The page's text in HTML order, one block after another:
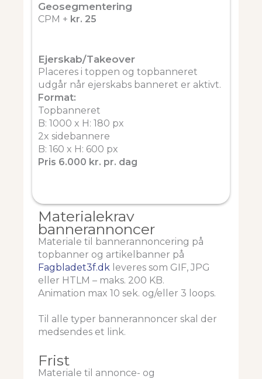
Geosegmentering
CPM + kr. 25
Ejerskab/Takeover
Placeres i toppen og topbanneret
udgår når ejerskabs banneret er aktivt.
Format:
Topbanneret
B: 1000 x H: 180 px
2x sidebannere
B: 160 x H: 600 px
Pris 6.000 kr. pr. dag
Materialekrav
bannerannoncer
Materiale til bannerannoncering på
topbanner og artikelbanner på
Fagbladet3f.dk leveres som GIF, JPG
eller HTLM – maks. 200 KB.
Animation max 10 sek. og/eller 3 loops.
Til alle typer bannerannoncer skal der
medsendes et link.
Frist
Materiale til annonce- og